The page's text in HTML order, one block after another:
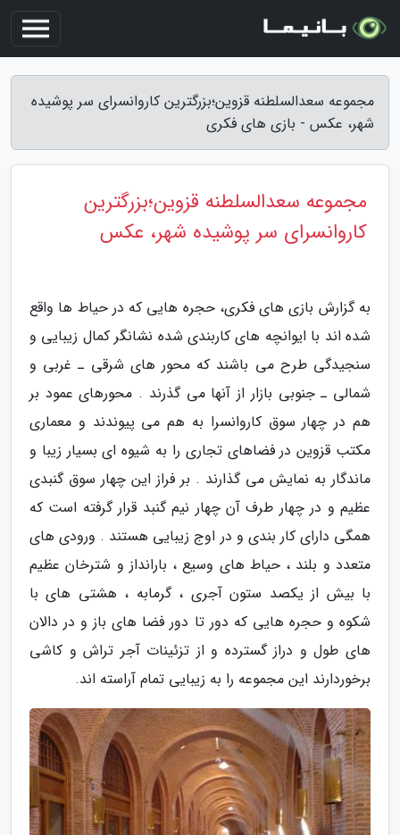
مجموعه سعدالسلطنه قزوین؛بزرگترین کاروانسرای سر پوشیده
شهر، عکس - بازی های فکری
مجموعه سعدالسلطنه قزوین؛بزرگترین
کاروانسرای سر پوشیده شهر، عکس
به گزارش بازی های فکری، حجره هایی که در حیاط ها واقع
شده اند با ایوانچه های کاربندی شده نشانگر کمال زیبایی و
سنجیدگی طرح می باشند که محور های شرقی ـ غربی و
شمالی ـ جنوبی بازار از آنها می گذرند . محورهای عمود بر
هم در چهار سوق کاروانسرا به هم می پیوندند و معماری
مکتب قزوین در فضاهای تجاری را به شیوه ای بسیار زیبا و
ماندگار به نمایش می گذارند . بر فراز این چهار سوق گنبدی
عظیم و در چهار طرف آن چهار نیم گنبد قرار گرفته است که
همگی دارای کار بندی و در اوج زیبایی هستند . ورودی های
متعدد و بلند ، حیاط های وسیع ، بارانداز و شترخان عظیم
با بیش از یکصد ستون آجری ، گرمابه ، هشتی های با
شکوه و حجره هایی که دور تا دور فضا های باز و در دالان
های طول و دراز گسترده و از تزئینات آجر تراش و کاشی
برخوردارند این مجموعه را به زیبایی تمام آراسته اند.